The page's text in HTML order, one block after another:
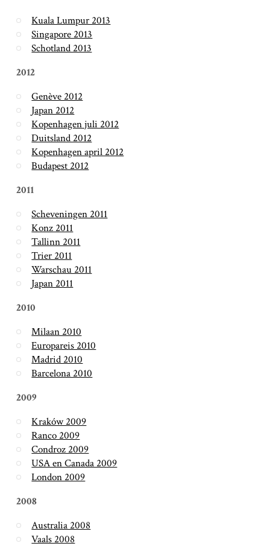
Kuala Lumpur 2013
Singapore 2013
Schotland 2013
2012
Genève 2012
Japan 2012
Kopenhagen juli 2012
Duitsland 2012
Kopenhagen april 2012
Budapest 2012
2011
Scheveningen 2011
Konz 2011
Tallinn 2011
Trier 2011
Warschau 2011
Japan 2011
2010
Milaan 2010
Europareis 2010
Madrid 2010
Barcelona 2010
2009
Kraków 2009
Ranco 2009
Condroz 2009
USA en Canada 2009
London 2009
2008
Australia 2008
Vaals 2008